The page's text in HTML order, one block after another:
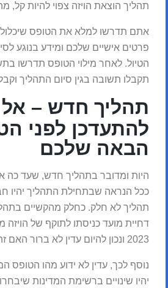
תהליך הוצאת הויזה צפוי להיות קל,
אתם תדרשו למלא את הטופס שיכלול
פרטים אישיים שלכם ומידע בנוגע
תקבלו תשובה בגין סיום התהליך
תהליך חדש –
להתעדכן לפני
הבאה שלכם
היות ומדובר בתהליך חדש, שעד כה
ככל הנראה שבתחילת התהליך יהיו
תהליך לא חלק. כחלק מהקשיים
2023 ונכון להיום עדין לא ברור האם זהו התאריך האחרון.
נוסף לכך, עדין לא ידוע מהו הטופס
יהיו שינויים ברשימת המדינות